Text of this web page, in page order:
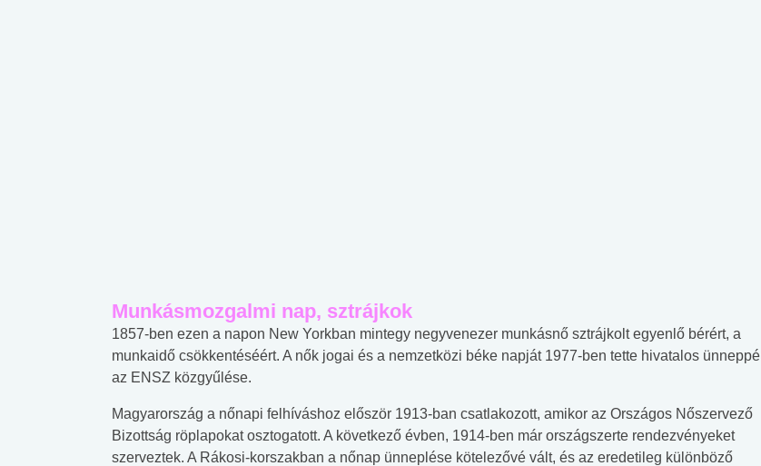
Munkásmozgalmi nap, sztrájkok
1857-ben ezen a napon New Yorkban mintegy negyvenezer munkásnő sztrájkolt egyenlő bérért, a
munkaidő csökkentéséért. A nők jogai és a nemzetközi béke napját 1977-ben tette hivatalos ünneppé
az ENSZ közgyűlése.
Magyarország a nőnapi felhíváshoz először 1913-ban csatlakozott, amikor az Országos Nőszervező
Bizottság röplapokat osztogatott. A következő évben, 1914-ben már országszerte rendezvényeket
szerveztek. A Rákosi-korszakban a nőnap ünneplése kötelezővé vált, és az eredetileg különböző